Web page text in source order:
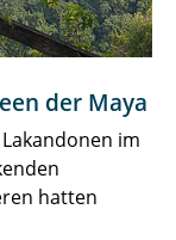
der Maya
im
hatten